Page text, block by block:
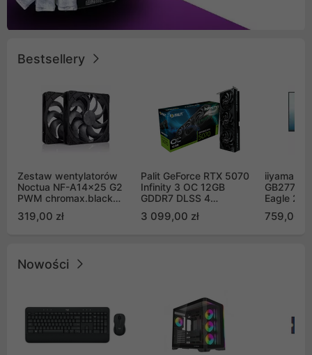
Bestsellery
Zestaw wentylatorów
Noctua NF-A14x25 G2
PWM chromax.black
Push Pull (2szt)
319,00 zł
Palit GeForce RTX 5070
Infinity 3 OC 12GB
GDDR7 DLSS 4
GB2050S)
3 099,00 zł
iiyama G-
Eagle 27"
759,00 zł
Nowości